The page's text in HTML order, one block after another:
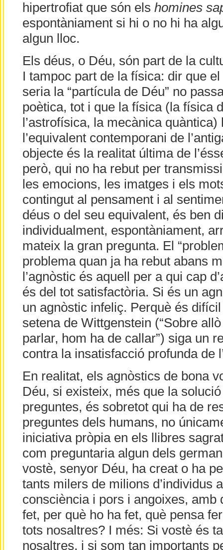
hipertrofiat que són els homines
espontàniament si hi o no hi ha
algun lloc.
Els déus, o Déu, són part de la
I tampoc part de la física: dir que
seria la “partícula de Déu” no
poètica, tot i que la física (la física
l’astrofísica, la mecànica
l’equivalent contemporani de
objecte és la realitat última de
però, qui no ha rebut per
les emocions, les imatges i els
contingut al pensament i al
déus o del seu equivalent, és ben
individualment, espontàniament,
mateix la gran pregunta. El
problema quan ja ha rebut abans
l’agnòstic és aquell per a qui cap
és del tot satisfactòria. Si és un
un agnòstic infeliç. Perquè és
setena de Wittgenstein (“Sobre
parlar, hom ha de callar”) siga un
contra la insatisfacció profunda de
En realitat, els agnòstics de bona
Déu, si existeix, més que la
preguntes, és sobretot qui ha de
preguntes dels humans, no
iniciativa pròpia en els llibres
com preguntaria algun dels
vostè, senyor Déu, ha creat o ha
tants milers de milions d’individus
consciència i pors i angoixes, amb
fet, per què ho ha fet, què pensa
tots nosaltres? I més: Si vostè és
nosaltres, i si som tan importants